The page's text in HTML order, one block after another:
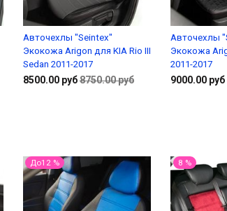
Авточехлы "Seintex"
Экокожа Arigon для KIA Rio III
Sedan 2011-2017
8500.00 руб8750.00 руб
Авточехлы
Экокожа
2011-2017
9000.00 руб
До12 % 8 %